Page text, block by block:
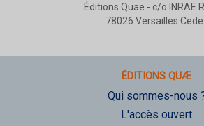
Éditions Quae - c/o INRAE
78026 Versailles
ÉDITIONS QUÆ
Qui sommes-nous
L'accès ouvert